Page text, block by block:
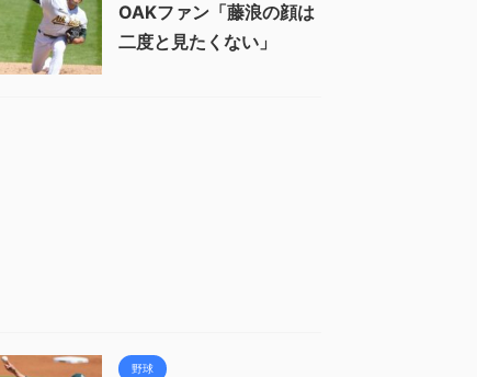
OAKファン「藤浪の顔は
二度と見たくない」
野球